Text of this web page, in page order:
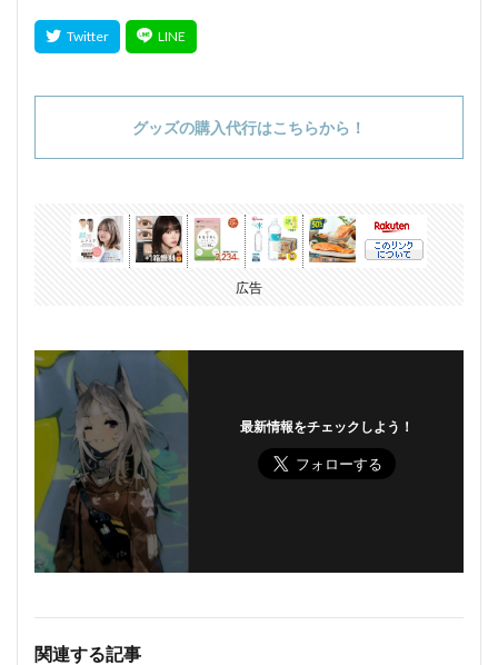
グッズの購入代行はこちらから！
広告
最新情報をチェックしよう！
関連する記事